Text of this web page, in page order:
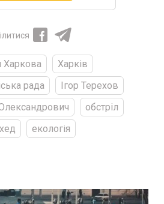
Харкова
Харків
рада
Ігор Терехов
обстріл
екологія